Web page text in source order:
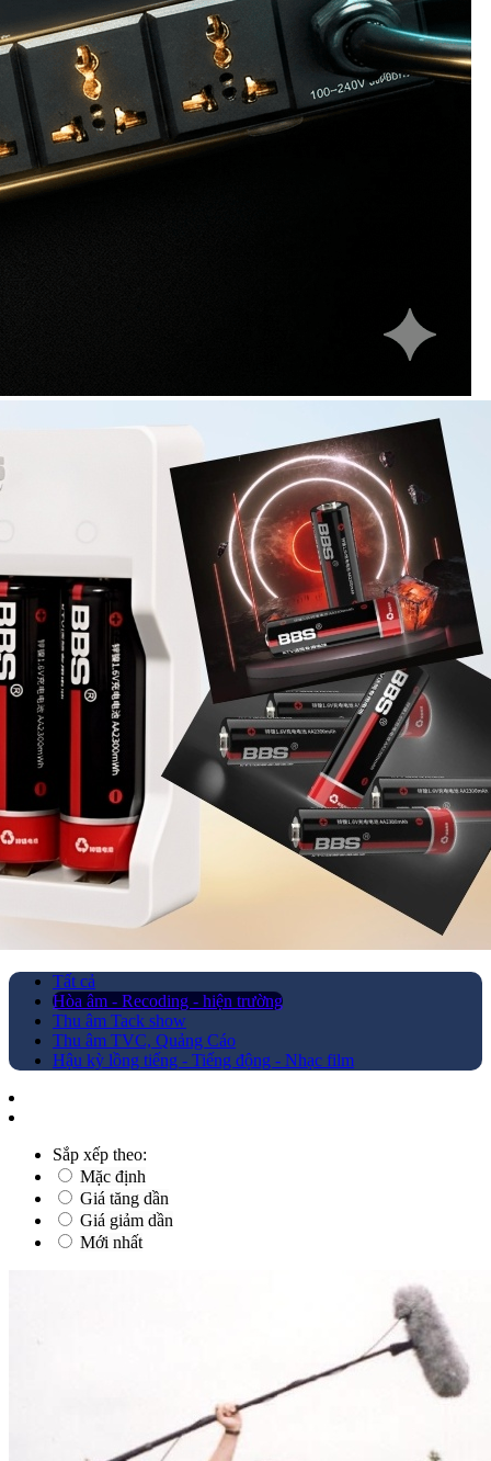
Tất cả
Hòa âm - Recoding - hiện trường
Thu âm Tack show
Thu âm TVC, Quảng Cáo
Hậu kỳ lồng tiếng - Tiếng động - Nhạc film
Sắp xếp theo:
Mặc định
Giá tăng dần
Giá giảm dần
Mới nhất